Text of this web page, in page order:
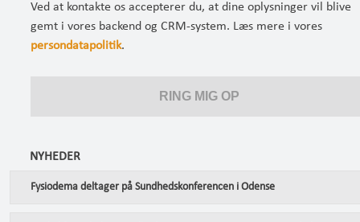
NYHEDER
Fysiodema deltager på Sundhedskonferencen i Odense
Ved at kontakte os accepterer du, at dine oplysninger vil blive
gemt i vores backend og CRM-system. Læs mere i vores
persondatapolitik.